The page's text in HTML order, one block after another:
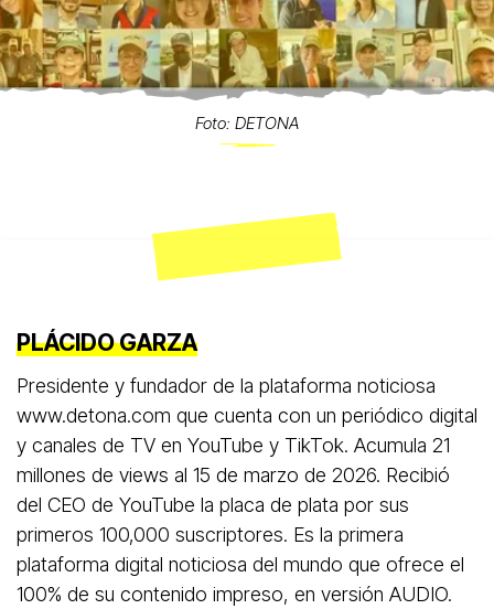
Foto: DETONA
PLÁCIDO GARZA
Presidente y fundador de la plataforma noticiosa
www.detona.com que cuenta con un periódico digital
y canales de TV en YouTube y TikTok. Acumula 21
millones de views al 15 de marzo de 2026. Recibió
del CEO de YouTube la placa de plata por sus
primeros 100,000 suscriptores. Es la primera
plataforma digital noticiosa del mundo que ofrece el
100% de su contenido impreso, en versión AUDIO.